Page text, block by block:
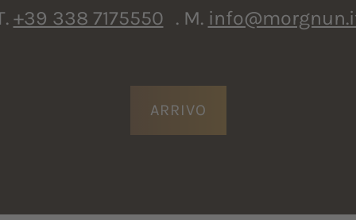
+39 338 7175550 . M.
ARRIVO